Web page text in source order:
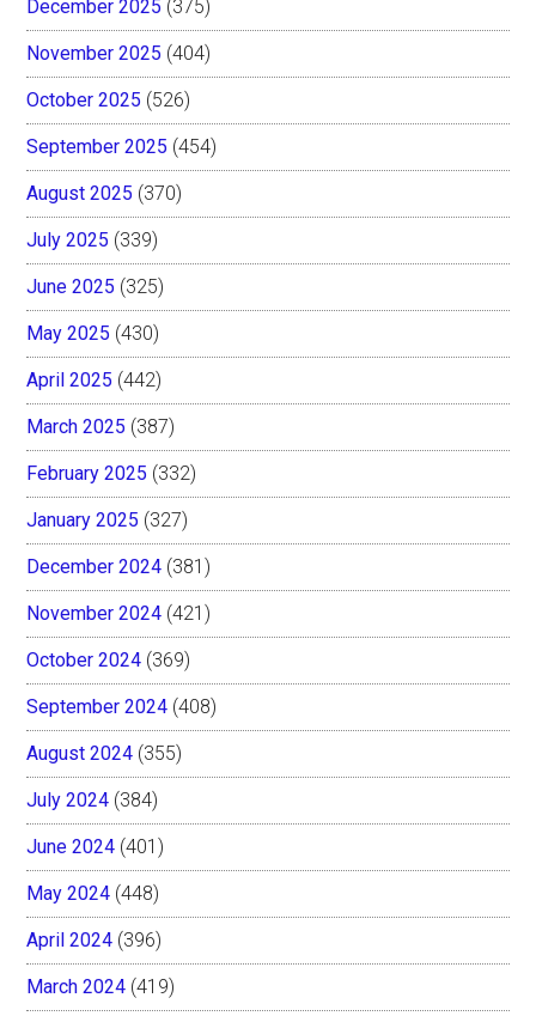
December 2025 (375)
November 2025 (404)
October 2025 (526)
September 2025 (454)
August 2025 (370)
July 2025 (339)
June 2025 (325)
May 2025 (430)
April 2025 (442)
March 2025 (387)
February 2025 (332)
January 2025 (327)
December 2024 (381)
November 2024 (421)
October 2024 (369)
September 2024 (408)
August 2024 (355)
July 2024 (384)
June 2024 (401)
May 2024 (448)
April 2024 (396)
March 2024 (419)